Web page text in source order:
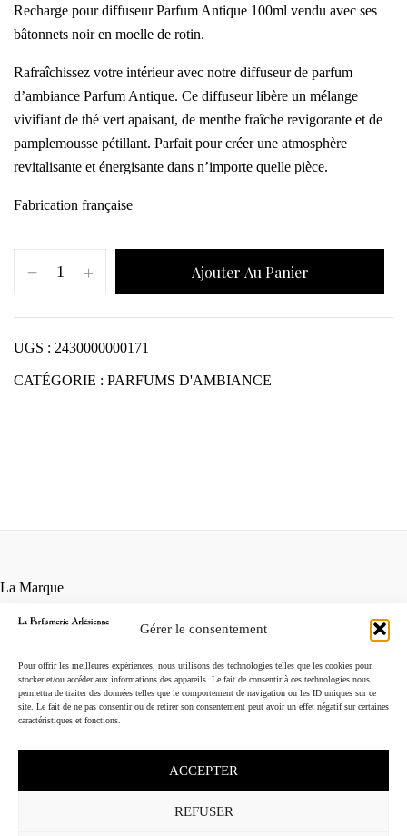
Gérer le consentement
Pour offrir les meilleures expériences, nous utilisons des technologies telles que les cookies pour
stocker et/ou accéder aux informations des appareils. Le fait de consentir à ces technologies nous
permettra de traiter des données telles que le comportement de navigation ou les ID uniques sur ce
site. Le fait de ne pas consentir ou de retirer son consentement peut avoir un effet négatif sur certaines
caractéristiques et fonctions.
ACCEPTER
REFUSER
Recharge pour diffuseur Parfum Antique 100ml vendu avec ses
bâtonnets noir en moelle de rotin.
Rafraîchissez votre intérieur avec notre diffuseur de parfum
d’ambiance Parfum Antique. Ce diffuseur libère un mélange
vivifiant de thé vert apaisant, de menthe fraîche revigorante et de
pamplemousse pétillant. Parfait pour créer une atmosphère
revitalisante et énergisante dans n’importe quelle pièce.
Fabrication française
Ajouter Au Panier
UGS : 2430000000171
CATÉGORIE : PARFUMS D'AMBIANCE
La Marque
Conditions générales de vente
Mentions légales
Instagram